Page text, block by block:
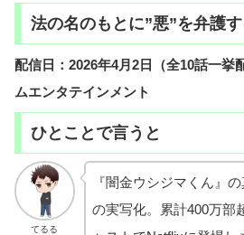
法の名のもとに”悪”を弁護
配信日：2026年4月2日（全10話一挙
ムエンタテインメント
ひとことで言うと
てるる
『闇金ウシジマくん』
の実写化。累計400万部